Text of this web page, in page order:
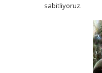
sabitliyoruz.